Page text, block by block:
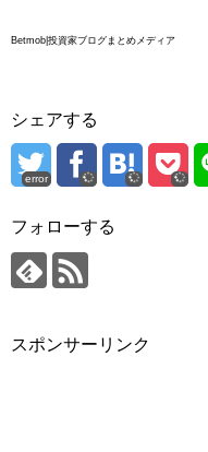
Betmob|投資家ブログまとめメディア
シェアする
error
フォローする
スポンサーリンク